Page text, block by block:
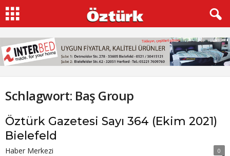
Schlagwort: Baş Group
Öztürk Gazetesi Sayı 364 (Ekim 2021)
Bielefeld
Haber Merkezi 0